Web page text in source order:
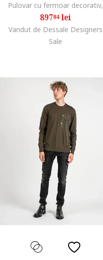
Pulovar cu fermoar decorativ,
89784lei
Vandut de Dessale Designers
Sale